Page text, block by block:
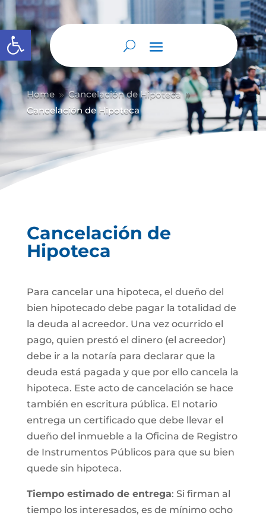
Abrir barra de herramientas
Home 9 Cancelación de Hipoteca 9
Cancelación de Hipoteca
Cancelación de
Hipoteca
Para cancelar una hipoteca, el dueño del
bien hipotecado debe pagar la totalidad de
la deuda al acreedor. Una vez ocurrido el
pago, quien prestó el dinero (el acreedor)
debe ir a la notaría para declarar que la
deuda está pagada y que por ello cancela la
hipoteca. Este acto de cancelación se hace
también en escritura pública. El notario
entrega un certificado que debe llevar el
dueño del inmueble a la Oficina de Registro
de Instrumentos Públicos para que su bien
quede sin hipoteca.
Tiempo estimado de entrega: Si firman al
tiempo los interesados, es de mínimo ocho